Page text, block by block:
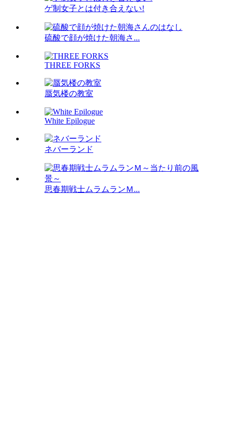
ゲ制女子とは付き合えない!
硫酸で顔が焼けた朝海さ...
THREE FORKS
蜃気楼の教室
White Epilogue
ネバーランド
思春期戦士ムラムランＭ...